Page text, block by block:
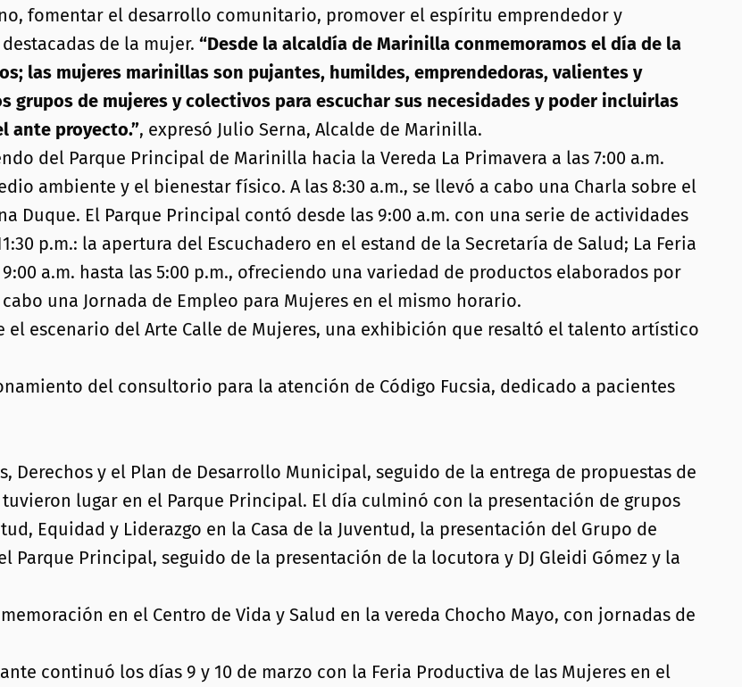
fomentar el desarrollo comunitario, promover el espíritu emprendedor y
de la mujer. “Desde la alcaldía de Marinilla conmemoramos el día de la
las mujeres marinillas son pujantes, humildes, emprendedoras, valientes y
grupos de mujeres y colectivos para escuchar sus necesidades y poder incluirlas
ante proyecto.”, expresó Julio Serna, Alcalde de Marinilla.
del Parque Principal de Marinilla hacia la Vereda La Primavera a las 7:00 a.m.
ambiente y el bienestar físico. A las 8:30 a.m., se llevó a cabo una Charla sobre el
Duque. El Parque Principal contó desde las 9:00 a.m. con una serie de actividades
p.m.: la apertura del Escuchadero en el estand de la Secretaría de Salud; La Feria
a.m. hasta las 5:00 p.m., ofreciendo una variedad de productos elaborados por
una Jornada de Empleo para Mujeres en el mismo horario.
el escenario del Arte Calle de Mujeres, una exhibición que resaltó el talento artístico
del consultorio para la atención de Código Fucsia, dedicado a pacientes
Derechos y el Plan de Desarrollo Municipal, seguido de la entrega de propuestas de
lugar en el Parque Principal. El día culminó con la presentación de grupos
Equidad y Liderazgo en la Casa de la Juventud, la presentación del Grupo de
Parque Principal, seguido de la presentación de la locutora y DJ Gleidi Gómez y la
en el Centro de Vida y Salud en la vereda Chocho Mayo, con jornadas de
continuó los días 9 y 10 de marzo con la Feria Productiva de las Mujeres en el